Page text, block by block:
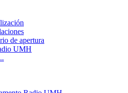
de apertura
UMH